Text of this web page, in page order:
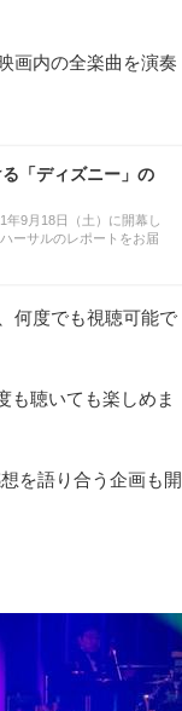
画内の全楽曲を演奏
「ディズニー」の
年9月18日（土）に開幕し
ーサルのレポートをお届
何度でも視聴可能で
も聴いても楽しめま
を語り合う企画も開